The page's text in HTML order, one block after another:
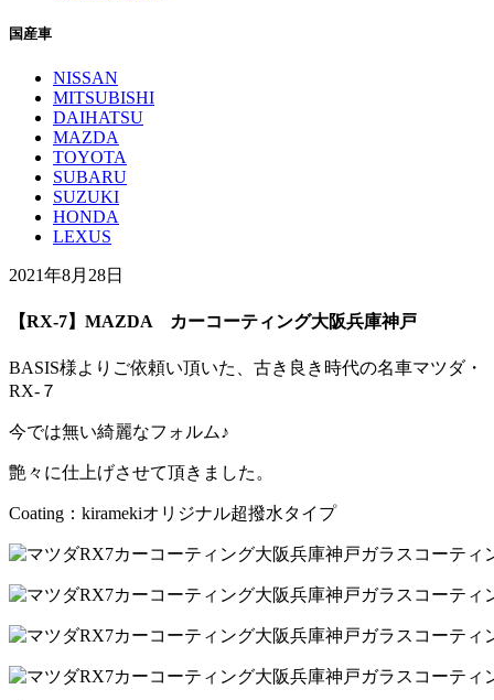
国産車
NISSAN
MITSUBISHI
DAIHATSU
MAZDA
TOYOTA
SUBARU
SUZUKI
HONDA
LEXUS
2021年8月28日
【RX-7】MAZDA カーコーティング大阪兵庫神戸
BASIS様よりご依頼い頂いた、古き良き時代の名車マツダ・
RX-７
今では無い綺麗なフォルム♪
艶々に仕上げさせて頂きました。
Coating：kiramekiオリジナル超撥水タイプ